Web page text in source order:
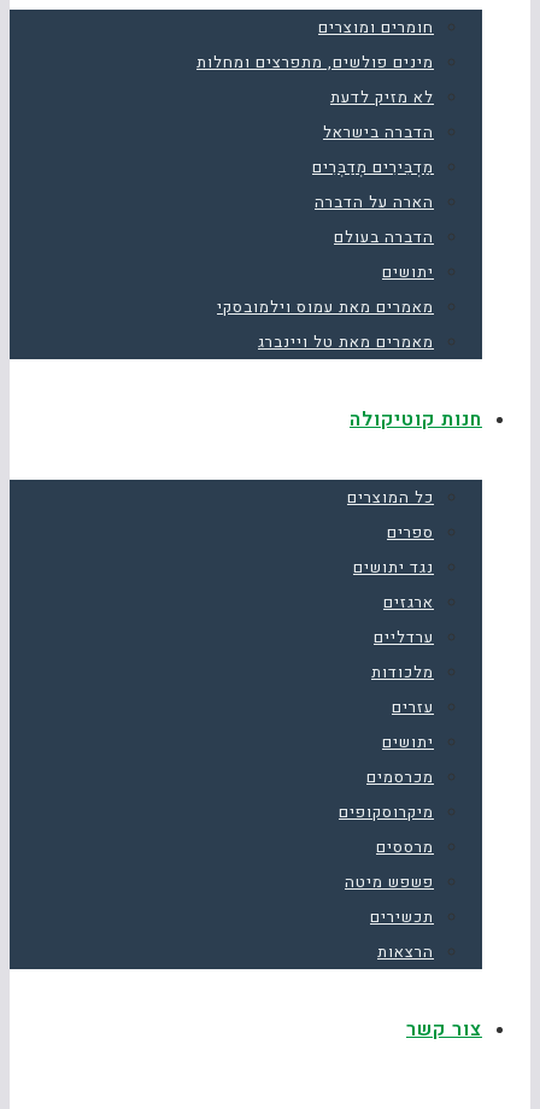
חומרים ומוצרים
מינים פולשים, מתפרצים ומחלות
לא מזיק לדעת
הדברה בישראל
מַדְבִּירִים מְדַבְּרִים
הארה על הדברה
הדברה בעולם
יתושים
מאמרים מאת עמוס וילמובסקי
מאמרים מאת טל ויינברג
חנות קוטיקולה
כל המוצרים
ספרים
נגד יתושים
ארגזים
ערדליים
מלכודות
עזרים
יתושים
מכרסמים
מיקרוסקופים
מרססים
פשפש מיטה
תכשירים
הרצאות
צור קשר